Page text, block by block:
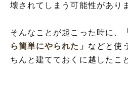
壊されてしまう可能性があり
そんなことが起こった時に、
ら簡単にやられた」 などと使
ちんと建てておくに越したこ